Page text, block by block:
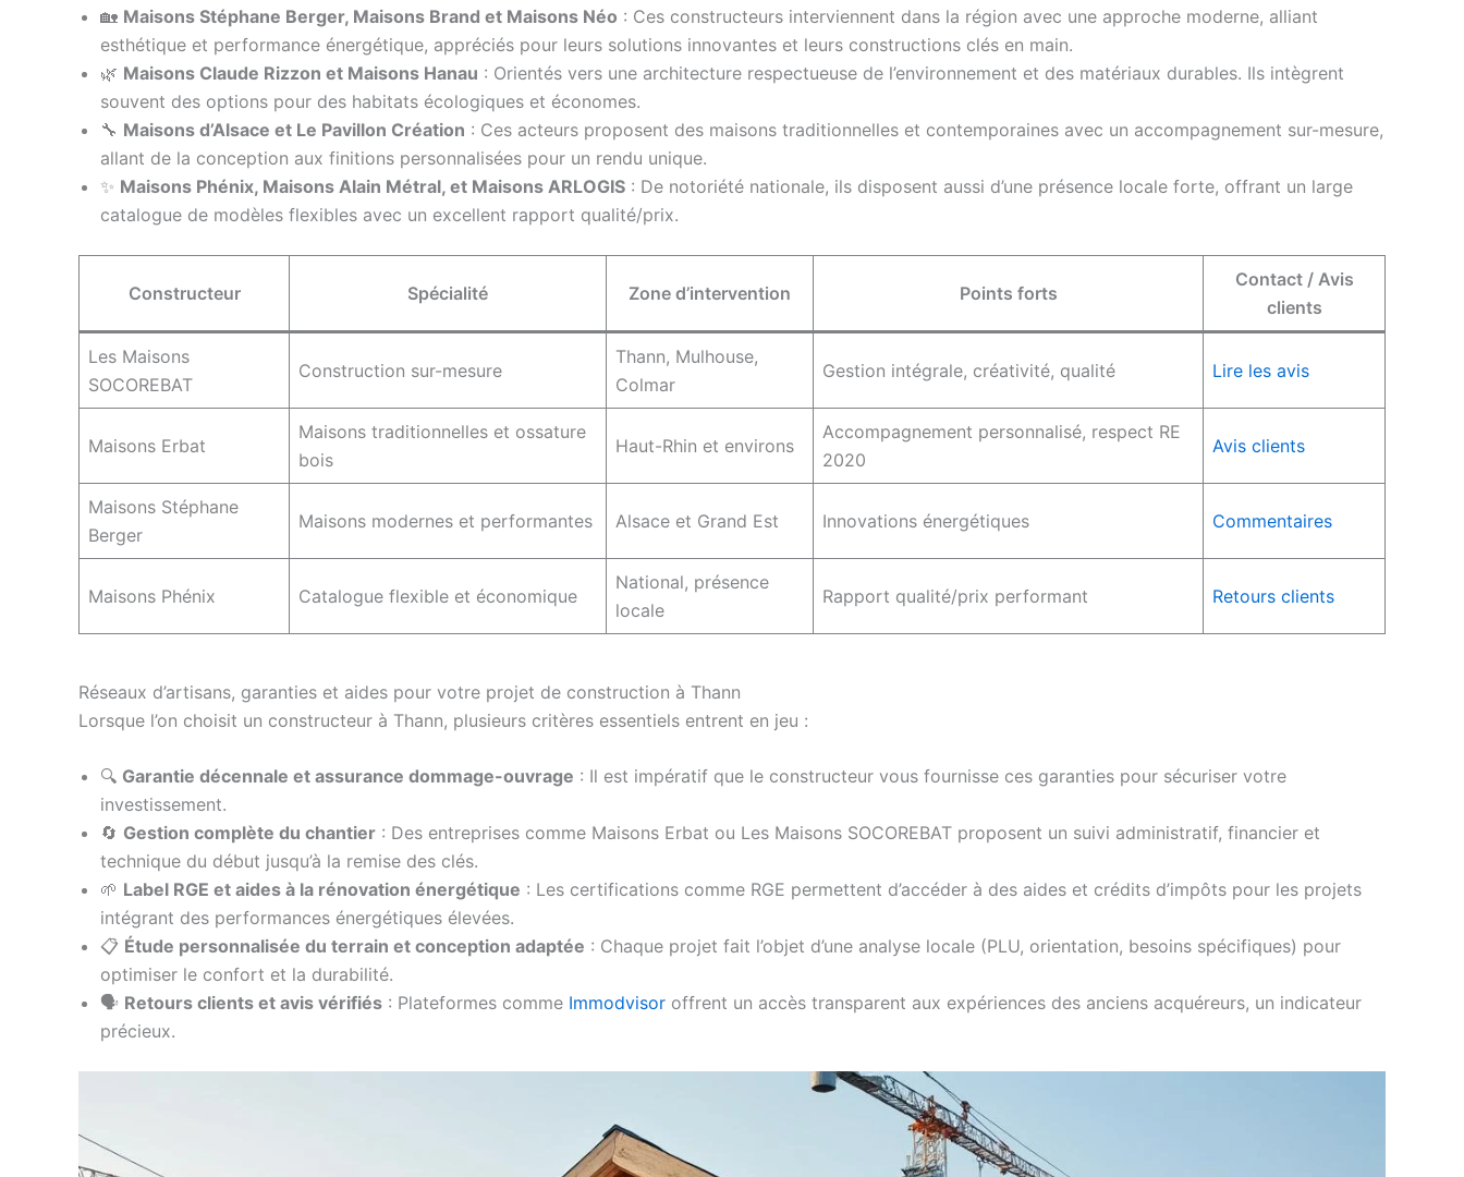
🏡 Maisons Stéphane Berger, Maisons Brand et Maisons Néo : Ces constructeurs interviennent dans la région avec une approche moderne, alliant
esthétique et performance énergétique, appréciés pour leurs solutions innovantes et leurs constructions clés en main.
🌿 Maisons Claude Rizzon et Maisons Hanau : Orientés vers une architecture respectueuse de l’environnement et des matériaux durables. Ils intègrent
souvent des options pour des habitats écologiques et économes.
🔧 Maisons d’Alsace et Le Pavillon Création : Ces acteurs proposent des maisons traditionnelles et contemporaines avec un accompagnement sur-mesure,
allant de la conception aux finitions personnalisées pour un rendu unique.
✨ Maisons Phénix, Maisons Alain Métral, et Maisons ARLOGIS : De notoriété nationale, ils disposent aussi d’une présence locale forte, offrant un large
catalogue de modèles flexibles avec un excellent rapport qualité/prix.
Constructeur Spécialité Zone d’intervention Points forts
Contact / Avis
clients
Les Maisons
SOCOREBAT
Construction sur-mesure
Thann, Mulhouse,
Colmar
Gestion intégrale, créativité, qualité Lire les avis
Maisons Erbat
Maisons traditionnelles et ossature
bois
Haut-Rhin et environs
Accompagnement personnalisé, respect RE
2020
Avis clients
Maisons Stéphane
Berger
Maisons modernes et performantes Alsace et Grand Est Innovations énergétiques Commentaires
Maisons Phénix Catalogue flexible et économique
National, présence
locale
Rapport qualité/prix performant Retours clients
Réseaux d’artisans, garanties et aides pour votre projet de construction à Thann
Lorsque l’on choisit un constructeur à Thann, plusieurs critères essentiels entrent en jeu :
🔍 Garantie décennale et assurance dommage-ouvrage : Il est impératif que le constructeur vous fournisse ces garanties pour sécuriser votre
investissement.
🔄 Gestion complète du chantier : Des entreprises comme Maisons Erbat ou Les Maisons SOCOREBAT proposent un suivi administratif, financier et
technique du début jusqu’à la remise des clés.
🌱 Label RGE et aides à la rénovation énergétique : Les certifications comme RGE permettent d’accéder à des aides et crédits d’impôts pour les projets
intégrant des performances énergétiques élevées.
📋 Étude personnalisée du terrain et conception adaptée : Chaque projet fait l’objet d’une analyse locale (PLU, orientation, besoins spécifiques) pour
optimiser le confort et la durabilité.
🗣️ Retours clients et avis vérifiés : Plateformes comme Immodvisor offrent un accès transparent aux expériences des anciens acquéreurs, un indicateur
précieux.